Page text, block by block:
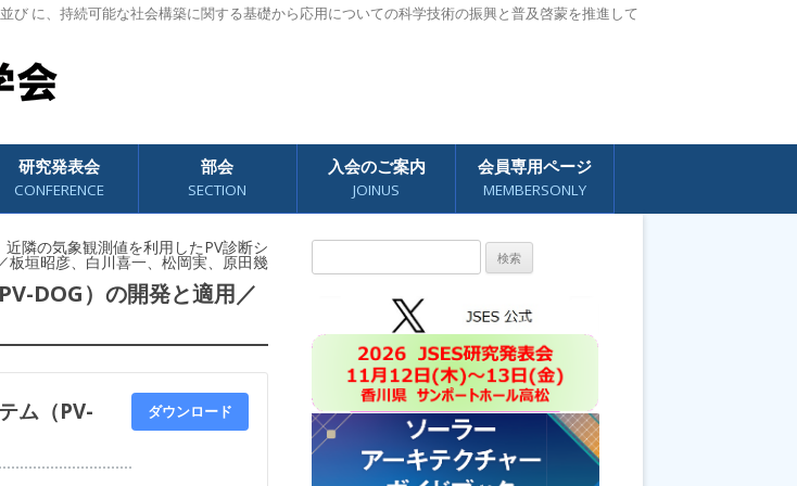
に、持続可能な社会構築に関する基礎から応用についての科学技術の振興と普及啓蒙を推進して
研究発表会
CONFERENCE
部会
SECTION
入会のご案内
JOINUS
会員専用ページ
MEMBERSONLY
隣の気象観測値を利用したPV診断シ
板垣昭彦、白川喜一、松岡実、原田幾
DOG）の開発と適用／
ム（PV-
ダウンロード
索: